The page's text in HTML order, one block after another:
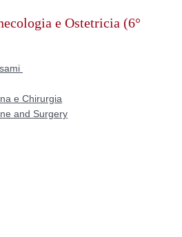
e Ostetricia (6°
e Chirurgia
and Surgery